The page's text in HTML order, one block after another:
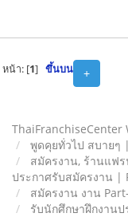
+
หน้า: [1] ขึ้นบน
ThaiFranchiseCenter
พูดคุยทั่วไป สบายๆ
สมัครงาน, ร้านแฟ
ประกาศรับสมัครงาน |
สมัครงาน งาน
รับนักศึกษาฝึกงาน